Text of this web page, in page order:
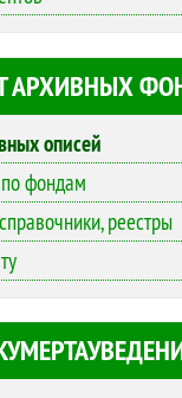
АРХИВНЫХ
описей
фондам
реестры